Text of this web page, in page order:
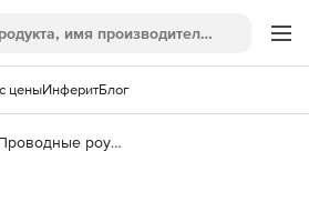
ценыИнферитБлог
Проводные роутеры